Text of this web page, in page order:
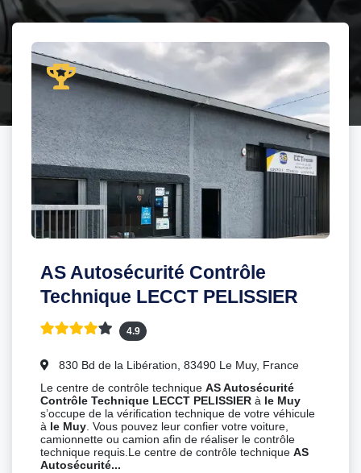
AS Autosécurité Contrôle
Technique LECCT PELISSIER
4.9
830 Bd de la Libération, 83490 Le Muy, France
Le centre de contrôle techniqueAS Autosécurité
Contrôle Technique LECCT PELISSIER à le Muy
s’occupe de la vérification technique de votre véhicule
à le Muy. Vous pouvez leur confier votre voiture,
camionnette ou camion afin de réaliser le contrôle
technique requis.Le centre de contrôle techniqueAS
Autosécurité...